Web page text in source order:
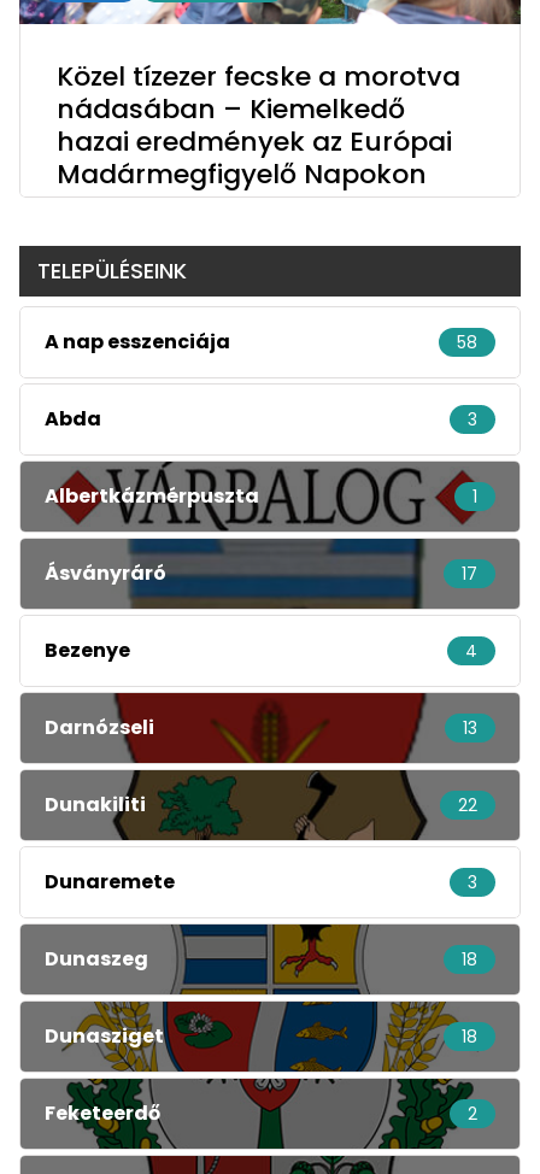
Közel tízezer fecske a morotva
nádasában – Kiemelkedő
hazai eredmények az Európai
Madármegfigyelő Napokon
TELEPÜLÉSEINK
A nap esszenciája 58
Abda 3
Albertkázmérpuszta 1
Ásványráró 17
Bezenye 4
Darnózseli 13
Dunakiliti 22
Dunaremete 3
Dunaszeg 18
Dunasziget 18
Feketeerdő 2